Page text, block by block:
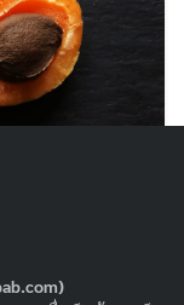
อะแค่ไหน
ของปี 2024